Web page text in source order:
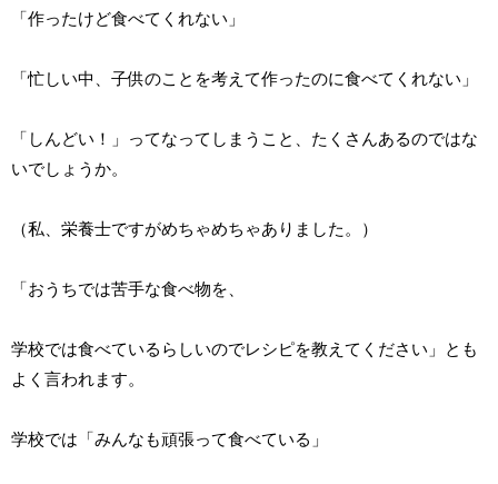
「作ったけど食べてくれない」
「忙しい中、子供のことを考えて作ったのに食べてくれない」
「しんどい！」ってなってしまうこと、たくさんあるのではな
いでしょうか。
（私、栄養士ですがめちゃめちゃありました。）
「おうちでは苦手な食べ物を、
学校では食べているらしいのでレシピを教えてください」とも
よく言われます。
学校では「みんなも頑張って食べている」